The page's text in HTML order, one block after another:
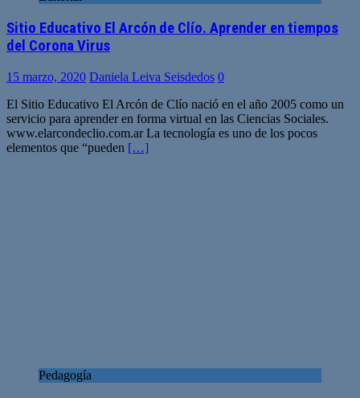
Sitio Educativo El Arcón de Clío. Aprender en tiempos
del Corona Virus
15 marzo, 2020 Daniela Leiva Seisdedos 0
El Sitio Educativo El Arcón de Clío nació en el año 2005 como un
servicio para aprender en forma virtual en las Ciencias Sociales.
www.elarcondeclio.com.ar La tecnología es uno de los pocos
elementos que “pueden […]
Pedagogía